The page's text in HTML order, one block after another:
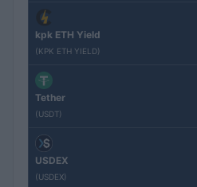
kpk ETH Yield
(KPK ETH YIELD)
Tether
(USDT)
USDEX
(USDEX)